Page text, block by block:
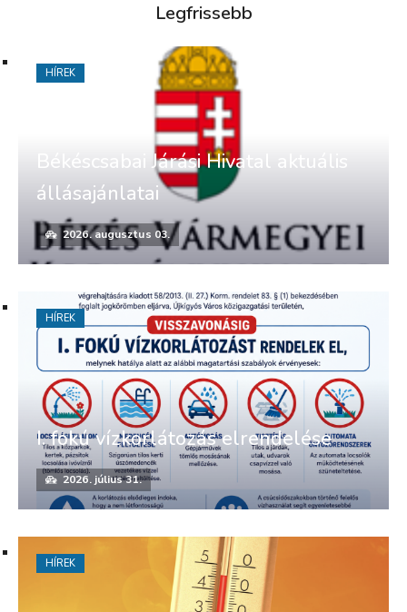
Legfrissebb
Békéscsabai Járási Hivatal aktuális
állásajánlatai
2026. augusztus 03.
HÍREK
I. fokú vízkorlátozás elrendelése
2026. július 31.
HÍREK
HÍREK